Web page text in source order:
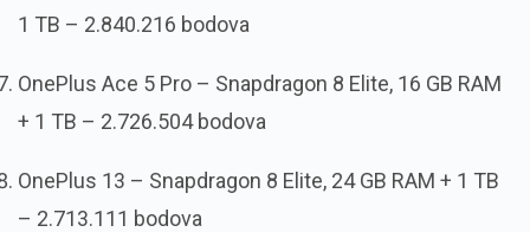
1 TB – 2.840.216 bodova
OnePlus Ace 5 Pro – Snapdragon 8 Elite, 16 GB RAM
+ 1 TB – 2.726.504 bodova
OnePlus 13 – Snapdragon 8 Elite, 24 GB RAM + 1 TB
– 2.713.111 bodova